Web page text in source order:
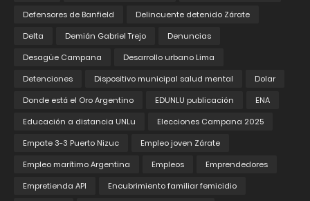
Defensores de Banfield
Delincuente detenido Zárate
Delta
Demián Gabriel Trejo
Denuncias
Desagüe Campana
Desarrollo urbano Lima
Detenciones
Dispositivo municipal salud mental
Dolar
Donde está el Oro Argentino
EDUNLU publicación
ENA
Educación a distancia UNLu
Elecciones Campana 2025
Empate 3-3 Puerto Nizuc
Empleo joven Zárate
Empleo marítimo Argentina
Empleos
Emprendedores
Empretienda API
Encubrimiento familiar femicidio